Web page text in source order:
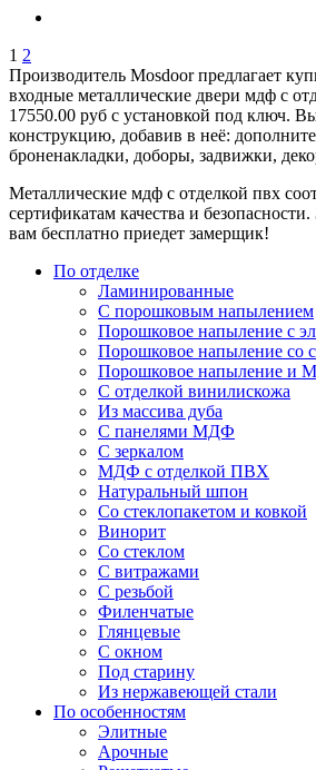
1 2
Производитель Mosdoor предлагает
входные металлические двери мдф с
17550.00 руб с установкой под ключ.
конструкцию, добавив в неё:
броненакладки, доборы, задвижки,
Металлические мдф с отделкой пвх
сертификатам качества и
вам бесплатно приедет замерщик!
По отделке
Ламинированные
С порошковым напылением
Порошковое напыление с
Порошковое напыление со
Порошковое напыление и
С отделкой винилискожа
Из массива дуба
С панелями МДФ
С зеркалом
МДФ с отделкой ПВХ
Натуральный шпон
Со стеклопакетом и ковкой
Винорит
Со стеклом
С витражами
С резьбой
Филенчатые
Глянцевые
С окном
Под старину
Из нержавеющей стали
По особенностям
Элитные
Арочные